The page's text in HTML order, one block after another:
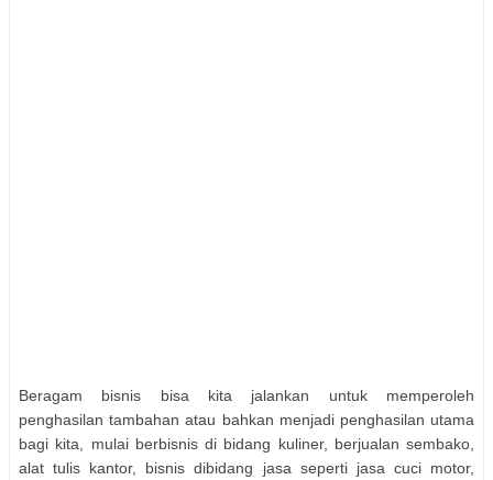
Beragam bisnis bisa kita jalankan untuk memperoleh
penghasilan tambahan atau bahkan menjadi penghasilan utama
bagi kita, mulai berbisnis di bidang kuliner, berjualan sembako,
alat tulis kantor, bisnis dibidang jasa seperti jasa cuci motor,